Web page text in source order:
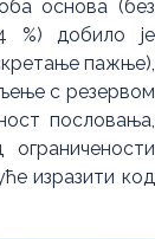
основа (без
%) добило је
пажње),
с резервом
пословања,
изразити код